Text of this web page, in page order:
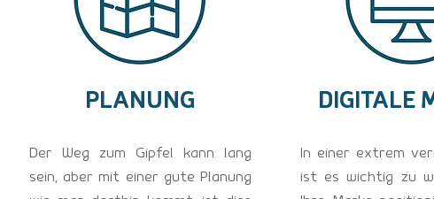
PLANUNG
Der Weg zum Gipfel kann lang
sein, aber mit einer gute Planung
DIGITALE
In einer extrem
ist es wichtig zu